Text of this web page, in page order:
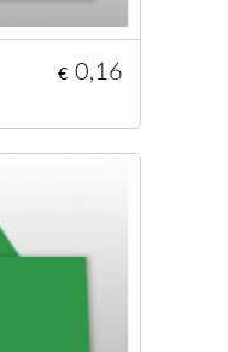
€ 0,16